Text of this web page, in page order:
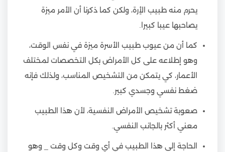
يحرم منه طبيب الأٍرة، ولكن كما ذكرنا أن الأمر ميزة
يصاحبها عيبا كبيرا.
كما أن من عيوب طبيب الأسرة ميزة في نفس الوقت،
وهو إطلاعه على كل الأمراض بكل التخصصات لمختلف
الأعمار، كي يتمكن من التشخيص المناسب، ولذلك فإنه
ضغط نفسي وجسدي كبير.
صعوبة تشخيص الأمراض النفسية، لأن هذا الطبيب
معني أكثر بالجانب النفسي.
الحاجة إلى هذا الطبيب في أي وقت وكل وقت _ وهو